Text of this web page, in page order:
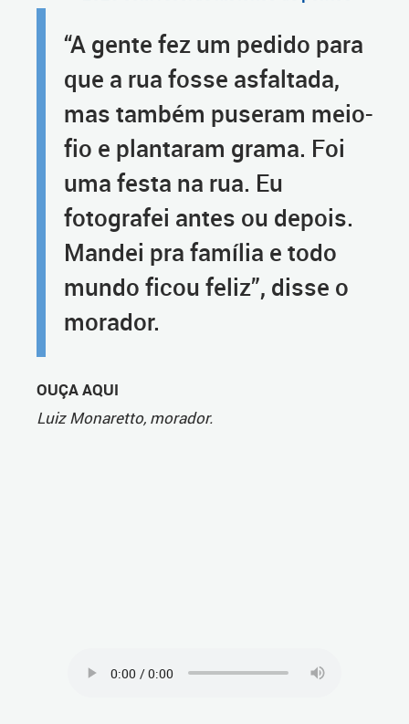
“A gente fez um pedido para
que a rua fosse asfaltada,
mas também puseram meio-
fio e plantaram grama. Foi
uma festa na rua. Eu
fotografei antes ou depois.
Mandei pra família e todo
mundo ficou feliz”, disse o
morador.
OUÇA AQUI
Luiz Monaretto, morador.